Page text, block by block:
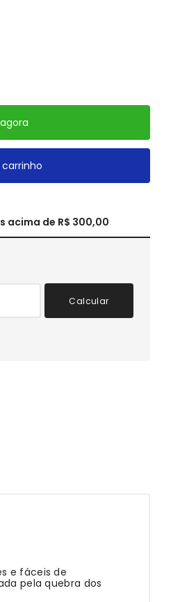
acima de R$ 300,00
Calcular
e fáceis de
pela quebra dos